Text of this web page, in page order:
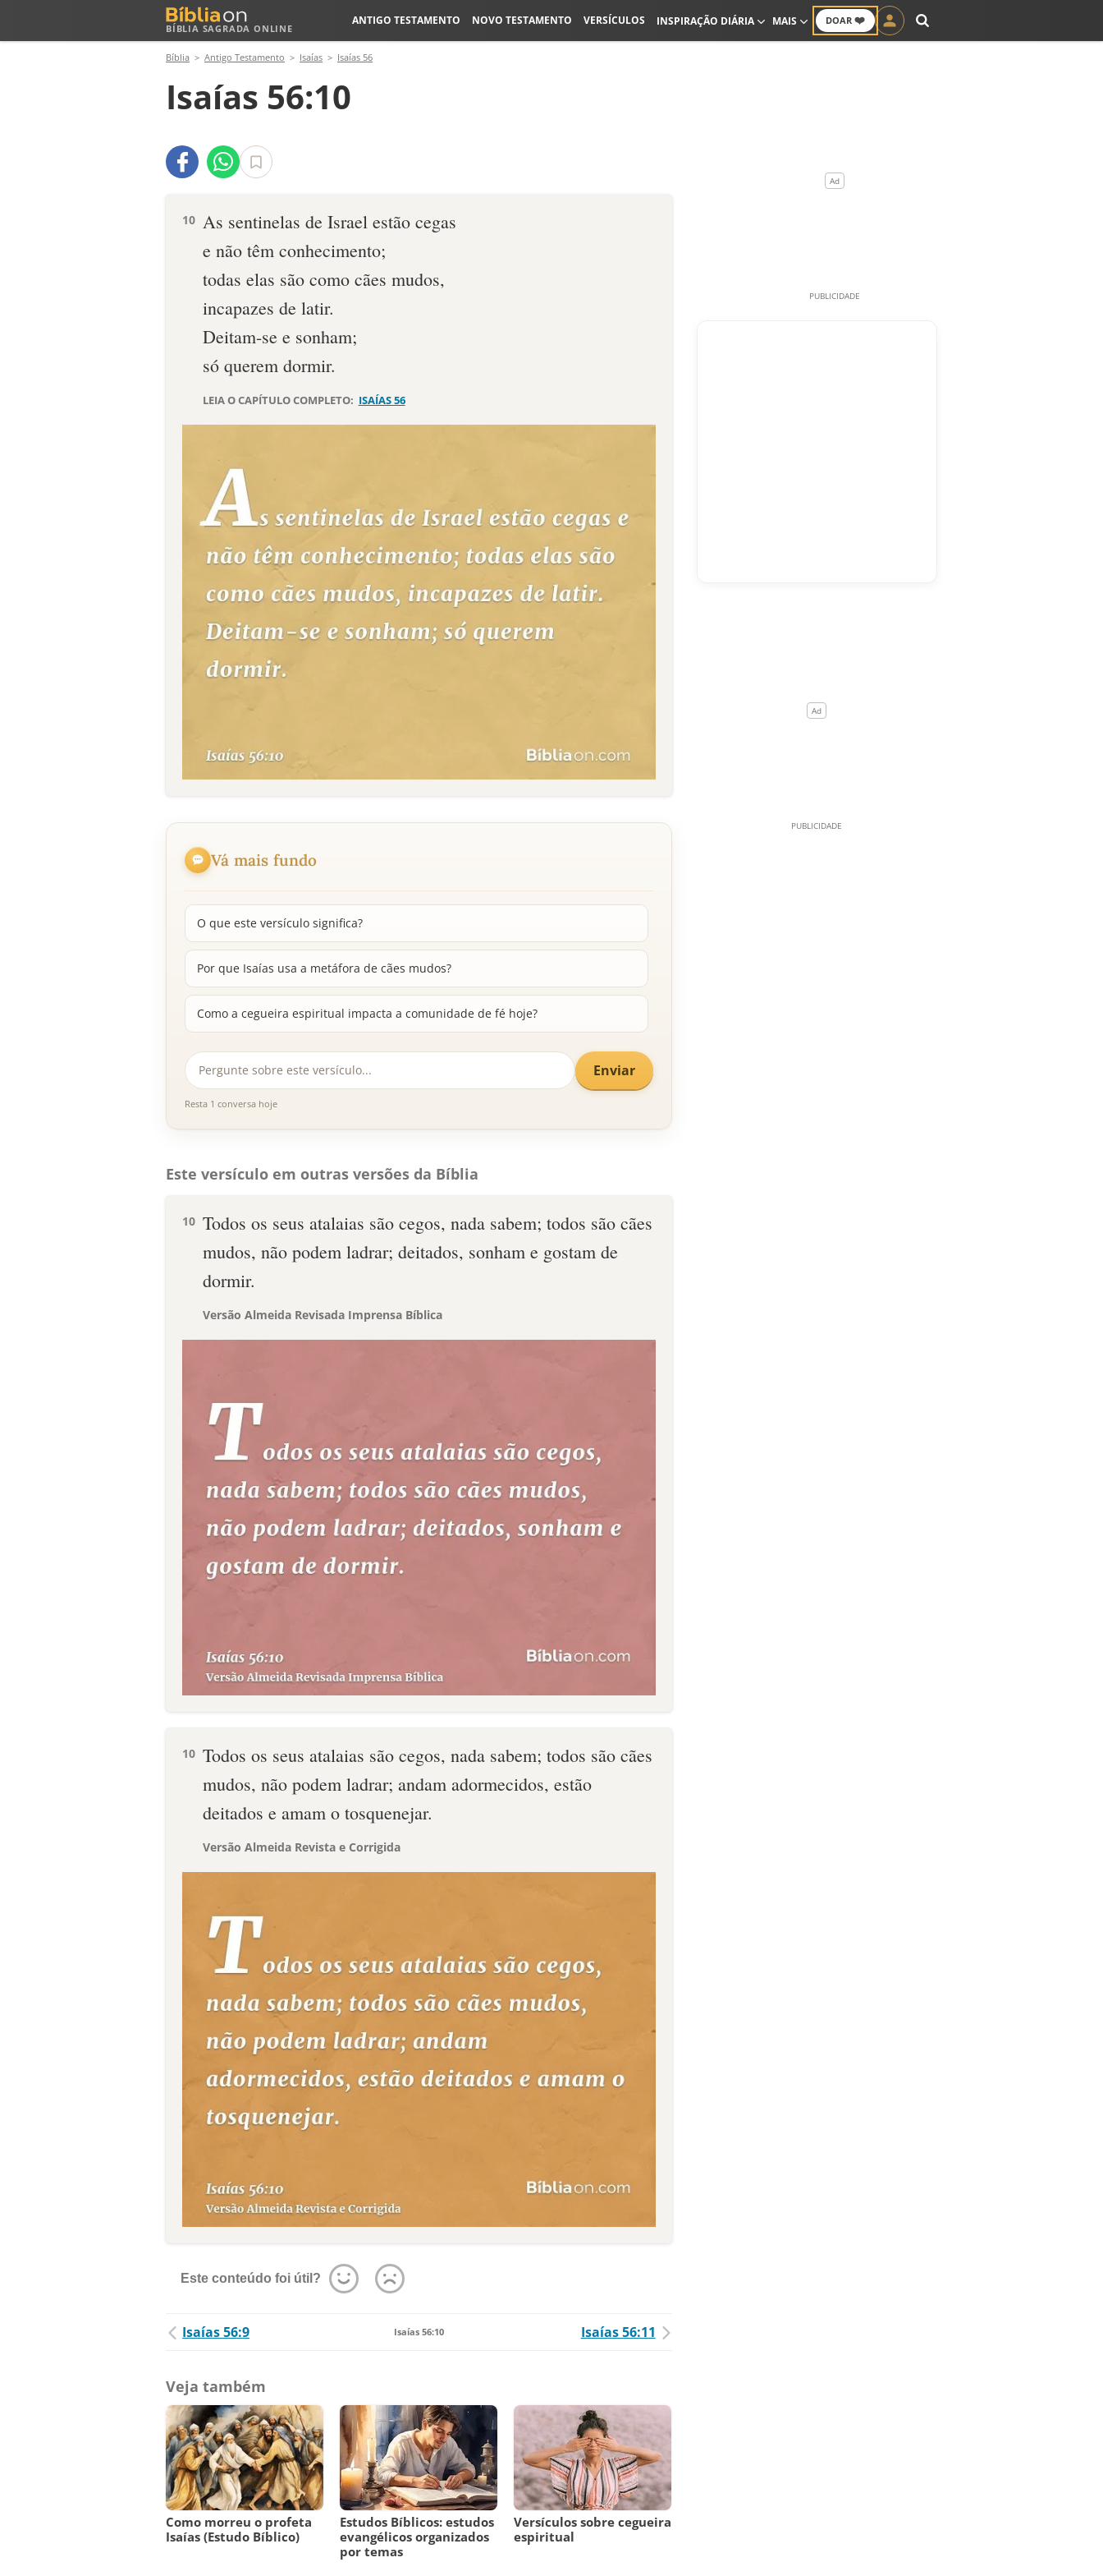
BÍBLIA SAGRADA ONLINE
DOAR ❤️
ANTIGO TESTAMENTO NOVO TESTAMENTO VERSÍCULOS INSPIRAÇÃO DIÁRIA MAIS
Bíblia Antigo Testamento Isaías Isaías 56
Isaías 56:10
10 As sentinelas de Israel estão cegas
e não têm conhecimento;
todas elas são como cães mudos,
incapazes de latir.
Deitam-se e sonham;
só querem dormir.
LEIA O CAPÍTULO COMPLETO: ISAÍAS 56
Vá mais fundo
O que este versículo significa?
Por que Isaías usa a metáfora de cães mudos?
Como a cegueira espiritual impacta a comunidade de fé hoje?
Enviar
Resta 1 conversa hoje
Este versículo em outras versões da Bíblia
10 Todos os seus atalaias são cegos, nada sabem; todos são cães
mudos, não podem ladrar; deitados, sonham e gostam de
dormir.
Versão Almeida Revisada Imprensa Bíblica
10 Todos os seus atalaias são cegos, nada sabem; todos são cães
mudos, não podem ladrar; andam adormecidos, estão
deitados e amam o tosquenejar.
Versão Almeida Revista e Corrigida
Este conteúdo foi útil?
Isaías 56:9 Isaías 56:10 Isaías 56:11
Veja também
Como morreu o profeta
Isaías (Estudo Bíblico)
Estudos Bíblicos: estudos
evangélicos organizados
por temas
Versículos sobre cegueira
espiritual